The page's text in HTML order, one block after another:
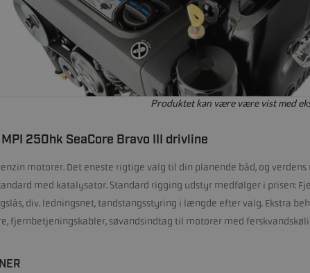
Produktet kan være være vist med
250hk SeaCore Bravo III drivline
motorer. Det eneste rigtige valg til din planende båd, og
med katalysator. Standard rigging udstyr medfølger i prisen:
div. ledningsnet, tandstangsstyring i længde efter valg. Ekstra
fjernbetjeningskabler, søvandsindtag til motorer med